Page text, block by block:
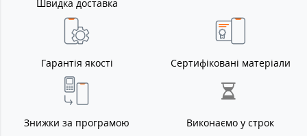
Швидка доставка
Гарантія якості Сертифіковані матеріали
Знижки за програмою Виконаємо у строк